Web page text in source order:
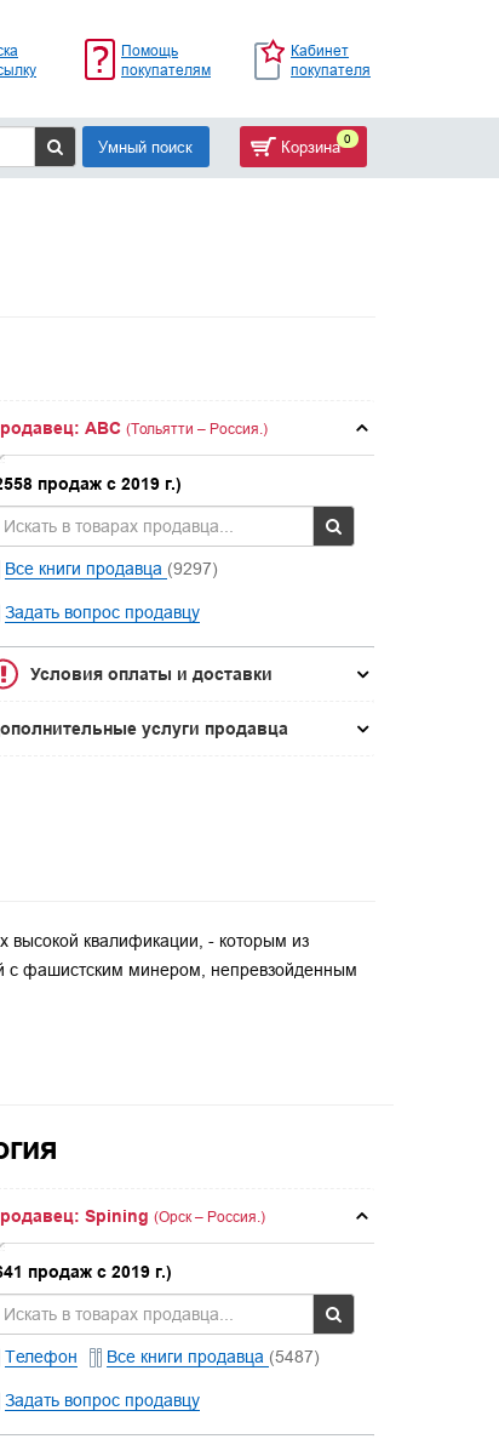
Помощь
покупателям
Кабинет
покупателя
Умный поиск Корзина 0
ABC (Тольятти – Россия.)
продаж с 2019 г.)
Все книги продавца (9297)
Задать вопрос продавцу
Условия оплаты и доставки
услуги продавца
высокой квалификации, - которым из
с фашистским минером, непревзойденным
Spining (Орск – Россия.)
продаж с 2019 г.)
Телефон Все книги продавца (5487)
Задать вопрос продавцу